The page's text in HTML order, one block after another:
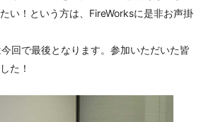
い！という方は、FireWorksに是非お声掛
回で最後となります。参加いただいた皆
た！